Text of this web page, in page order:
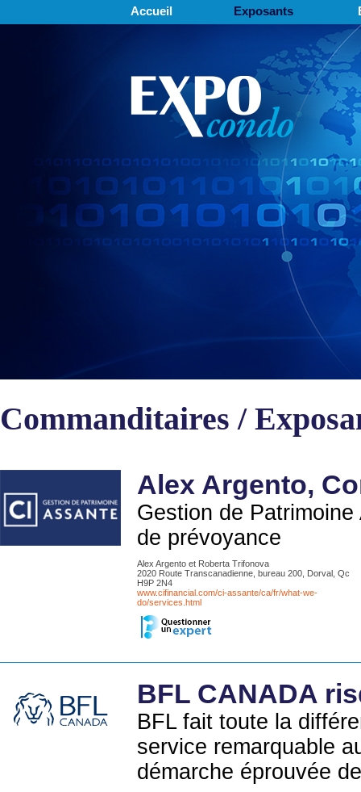
Accueil Exposants
Commanditaires /
Alex Argento,
Gestion de
de prévoyance
Alex Argento et Roberta Trifonova
2020 Route Transcanadienne, bureau 200, Dorval, Qc
H9P 2N4
www.cifinancial.com/ci-assante/ca/fr/what-we-
do/services.html
BFL CANADA
BFL fait toute la
service remarquable
démarche éprouvée